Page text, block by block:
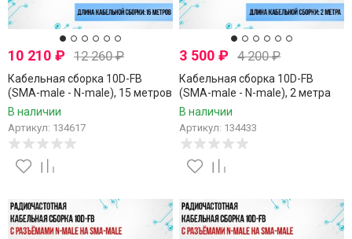
10 210 ₽ 12 260₽
Кабельная сборка 10D-FB
(SMA-male - N-male), 15 метров
В наличии
Артикул: 134617
3 500₽ 4 200₽
Кабельная сборка 10D-FB
(SMA-male - N-male), 2 метра
В наличии
Артикул: 134433